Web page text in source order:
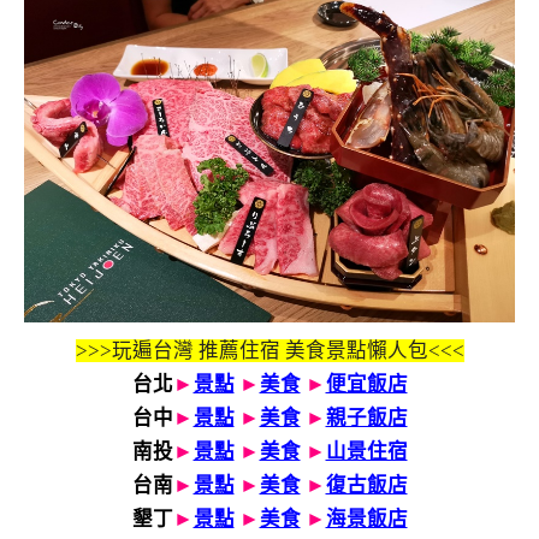
>>>玩遍台灣 推薦住宿 美食景點懶人包<<<
台北 ► 景點 ► 美食► 便宜飯店
台中 ► 景點 ► 美食► 親子飯店
南投► 景點 ► 美食► 山景住宿
台南► 景點 ► 美食► 復古飯店
墾丁► 景點 ► 美食► 海景飯店